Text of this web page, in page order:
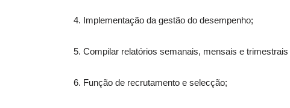
4. Implementação da gestão do desempenho;
5. Compilar relatórios semanais, mensais e
6. Função de recrutamento e selecção;